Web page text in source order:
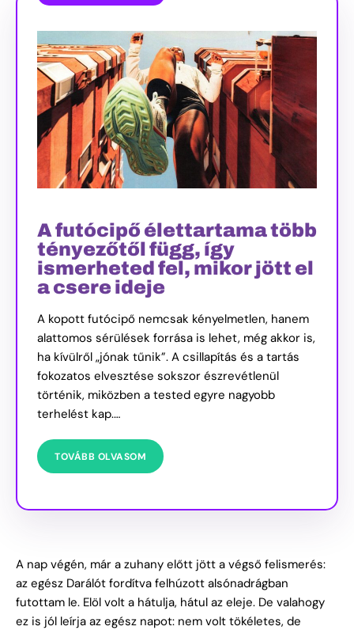
A futócipő élettartama több
tényezőtől függ, így
ismerheted fel, mikor jött el
a csere ideje
A kopott futócipő nemcsak kényelmetlen, hanem
alattomos sérülések forrása is lehet, még akkor is,
ha kívülről „jónak tűnik”. A csillapítás és a tartás
fokozatos elvesztése sokszor észrevétlenül
történik, miközben a tested egyre nagyobb
terhelést kap.…
TOVÁBB OLVASOM
A nap végén, már a zuhany előtt jött a végső felismerés:
az egész Darálót fordítva felhúzott alsónadrágban
futottam le. Elöl volt a hátulja, hátul az eleje. De valahogy
ez is jól leírja az egész napot: nem volt tökéletes, de